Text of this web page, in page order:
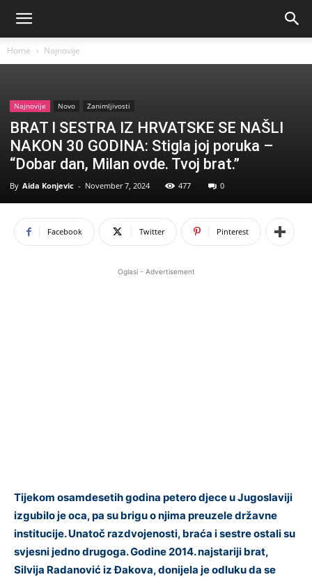
Home Najnovije
Najnovije Novo Zanimljivosti
BRAT I SESTRA IZ HRVATSKE SE NAŠLI
NAKON 30 GODINA: Stigla joj poruka –
“Dobar dan, Milan ovde. Tvoj brat.”
By Aida Konjevic - November 7, 2024 477 0
Facebook Twitter Pinterest
Oglasi - Advertisement
Tijekom osamdesetih godina petero djece u Jugoslaviji
izgubilo je oca, pa su brigu o njima preuzele državne
institucije. Unatoč razdvojenosti, braća i sestre ostali su
svjesni jedno drugoga. Godine 2014. najstariji brat,
Silvija Radanović iz Đakova, donijela je odluku da se